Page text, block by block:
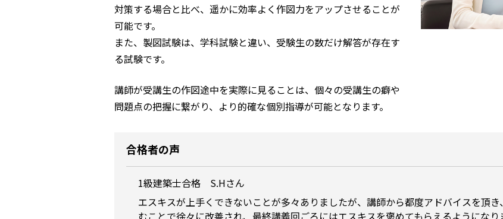
対策する場合と比べ、遥かに効率よく作図力をアップさせることが
可能です。
また、製図試験は、学科試験と違い、受験生の数だけ解答が存在す
る試験です。
講師が受講生の作図途中を実際に見ることは、個々の受講生の癖や
問題点の把握に繋がり、より的確な個別指導が可能となります。
合格者の声
1級建築士合格 S.Hさん
エスキスが上手くできないことが多々ありましたが、講師から都度アドバイスを頂
むことで徐々に改善され、最終講義回ごろにはエスキスを褒めてもらえるようになり